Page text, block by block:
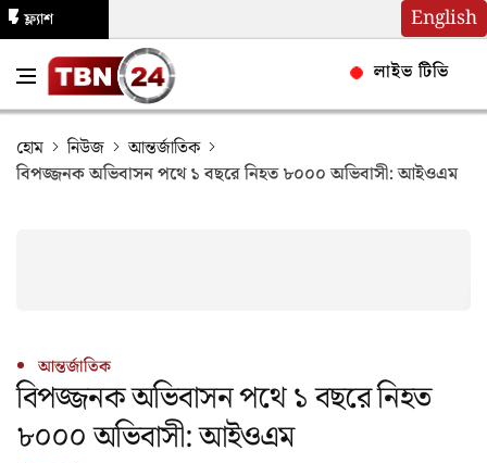
English
ফ্ল্যাশ
লাইভ টিভি
হোম নিউজ
আন্তর্জাতিক
বিপজ্জনক অভিবাসন পথে ১ বছরে নিহত ৮০০০ অভিবাসী: আইওএম
আন্তর্জাতিক
বিপজ্জনক অভিবাসন পথে ১ বছরে নিহত
৮০০০ অভিবাসী: আইওএম